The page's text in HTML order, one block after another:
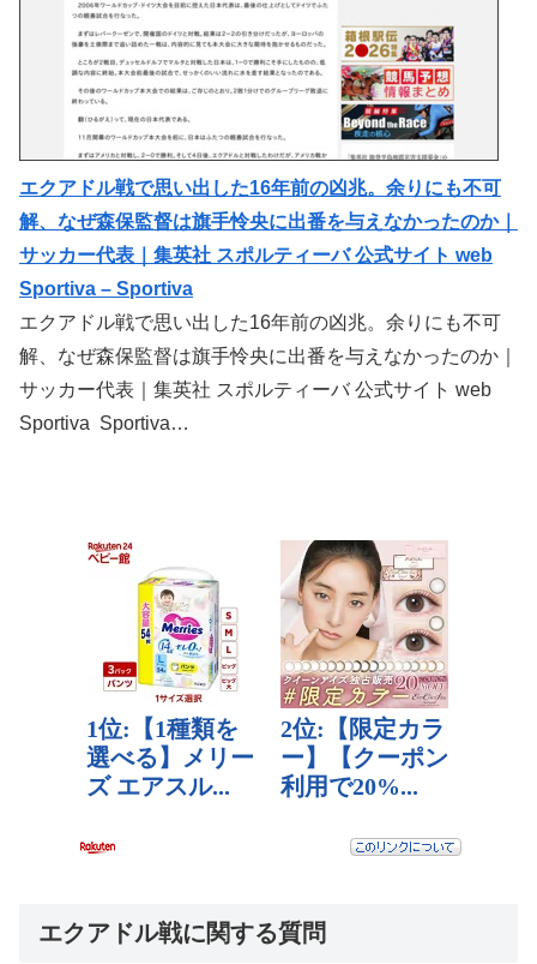
エクアドル戦で思い出した16年前の凶兆。余りにも不可
解、なぜ森保監督は旗手怜央に出番を与えなかったのか｜
サッカー代表｜集英社 スポルティーバ 公式サイト web
Sportiva – Sportiva
エクアドル戦で思い出した16年前の凶兆。余りにも不可
解、なぜ森保監督は旗手怜央に出番を与えなかったのか｜
サッカー代表｜集英社 スポルティーバ 公式サイト web
Sportiva Sportiva…
エクアドル戦に関する質問